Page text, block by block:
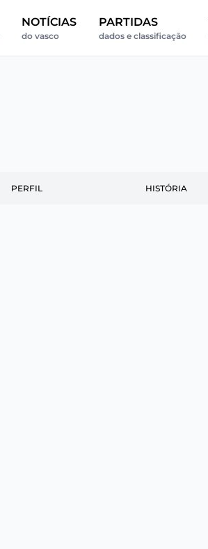
NOTÍCIAS
do vasco
PARTIDAS
dados e classificação
PERFIL HISTÓRIA